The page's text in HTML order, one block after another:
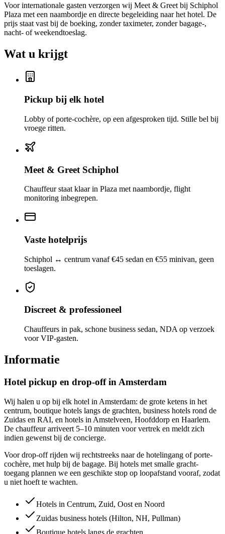
Voor internationale gasten verzorgen wij Meet & Greet bij Schiphol
Plaza met een naambordje en directe begeleiding naar het hotel. De
prijs staat vast bij de boeking, zonder taximeter, zonder bagage-,
nacht- of weekendtoeslag.
Wat u krijgt
Pickup bij elk hotel
Lobby of porte-cochère, op een afgesproken tijd. Stille bel bij
vroege ritten.
Meet & Greet Schiphol
Chauffeur staat klaar in Plaza met naambordje, flight
monitoring inbegrepen.
Vaste hotelprijs
Schiphol ↔ centrum vanaf €45 sedan en €55 minivan, geen
toeslagen.
Discreet & professioneel
Chauffeurs in pak, schone business sedan, NDA op verzoek
voor VIP-gasten.
Informatie
Hotel pickup en drop-off in Amsterdam
Wij halen u op bij elk hotel in Amsterdam: de grote ketens in het
centrum, boutique hotels langs de grachten, business hotels rond de
Zuidas en RAI, en hotels in Amstelveen, Hoofddorp en Haarlem.
De chauffeur arriveert 5–10 minuten voor vertrek en meldt zich
indien gewenst bij de concierge.
Voor drop-off rijden wij rechtstreeks naar de hotelingang of porte-
cochère, met hulp bij de bagage. Bij hotels met smalle gracht-
toegang plannen we een geschikte stop op loopafstand vooraf, zodat
u niet hoeft te wachten.
Hotels in Centrum, Zuid, Oost en Noord
Zuidas business hotels (Hilton, NH, Pullman)
Boutique hotels langs de grachten